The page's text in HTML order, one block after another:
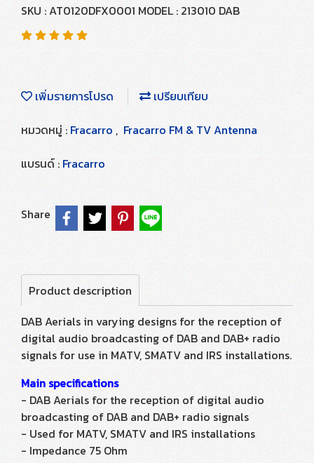
SKU : AT0120DFX0001 MODEL : 213010 DAB
เพิ่มรายการโปรด
เปรียบเทียบ
หมวดหมู่ : Fracarro , Fracarro FM & TV Antenna
แบรนด์ : Fracarro
Share
Product description
DAB Aerials in varying designs for the reception of
digital audio broadcasting of DAB and DAB+ radio
signals for use in MATV, SMATV and IRS installations.
Main specifications
- DAB Aerials for the reception of digital audio
broadcasting of DAB and DAB+ radio signals
- Used for MATV, SMATV and IRS installations
- Impedance 75 Ohm